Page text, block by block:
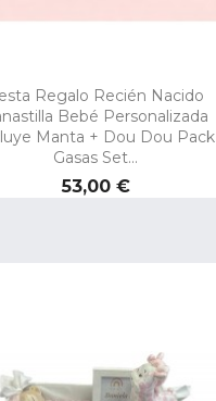
Regalo Recién Nacido
Bebé Personalizada
Manta + Dou Dou Pack
Gasas Set...
Precio
53,00 €